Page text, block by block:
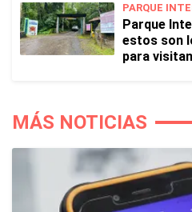
PARQUE
Parque
estos son
para
MÁS NOTICIAS